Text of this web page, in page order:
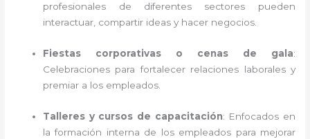
profesionales de diferentes sectores pueden
interactuar, compartir ideas y hacer negocios.
Fiestas corporativas o cenas de gala:
Celebraciones para fortalecer relaciones laborales y
premiar a los empleados.
Talleres y cursos de capacitación: Enfocados en
la formación interna de los empleados para mejorar